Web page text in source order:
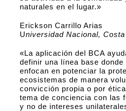
naturales en el lugar.»
Erickson Carrillo Arias
Universidad Nacional,
«La aplicación del BCA
definir una línea base
enfocan en potenciar la
ecosistemas de manera
convicción propia o por
tema de conciencia con las
y no de intereses